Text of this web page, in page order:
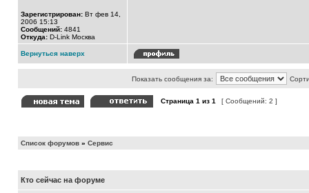
Зарегистрирован: Вт фев 14,
2006 15:13
Сообщений: 4841
Откуда: D-Link Москва
Вернуться наверх
Показать сообщения за:
Страница 1 из 1 [ Сообщений: 2 ]
Список форумов » Сервис
Кто сейчас на форуме